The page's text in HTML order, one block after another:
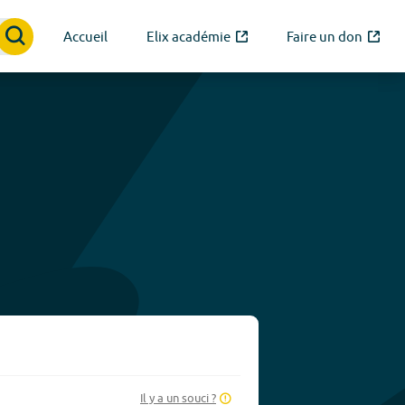
Accueil Elix académie Faire un don
Il y a un souci ?